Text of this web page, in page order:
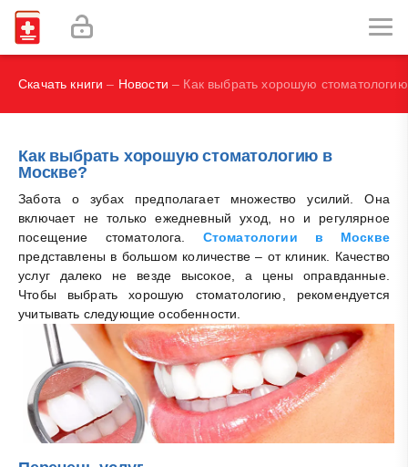
И.В., Брегель Л.В., Субботин В.М.
Фокин В. А.
Скачать книги – Новости – Как выбрать хорошую
Как выбрать хорошую стоматологию в
Москве?
Забота о зубах предполагает множество усилий. Она
включает не только ежедневный уход, но и регулярное
посещение стоматолога. Стоматологии в Москве
представлены в большом количестве – от клиник. Качество
услуг далеко не везде высокое, а цены оправданные.
Чтобы выбрать хорошую стоматологию, рекомендуется
учитывать следующие особенности.